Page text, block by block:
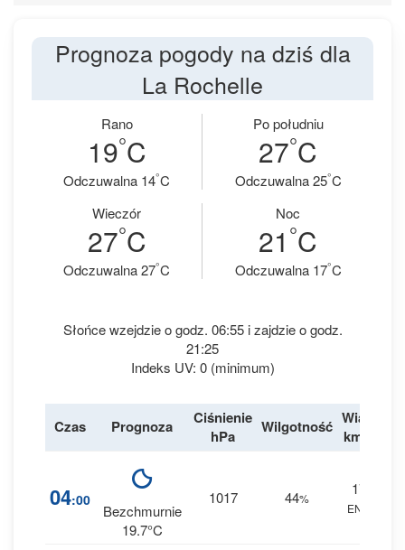
Prognoza pogody na dziś dla
La Rochelle
Rano
19°C
Odczuwalna 14°C
Po południu
27°C
Odczuwalna 25°C
Wieczór
27°C
Odczuwalna 27°C
Noc
21 °C
Odczuwalna 17°C
Słońce wzejdzie o godz. 06:55 i zajdzie o godz.
21:25
Indeks UV: 0 (minimum)
Czas Prognoza
Ciśnienie
hPa
Wilgotność Wiatr
km/h
04:00
Bezchmurnie
19.7°C
1017 44%
17
ENE